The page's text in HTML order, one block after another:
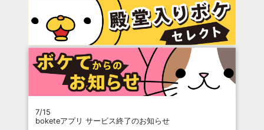
7/15
boketeアプリ サービス終了のお知らせ